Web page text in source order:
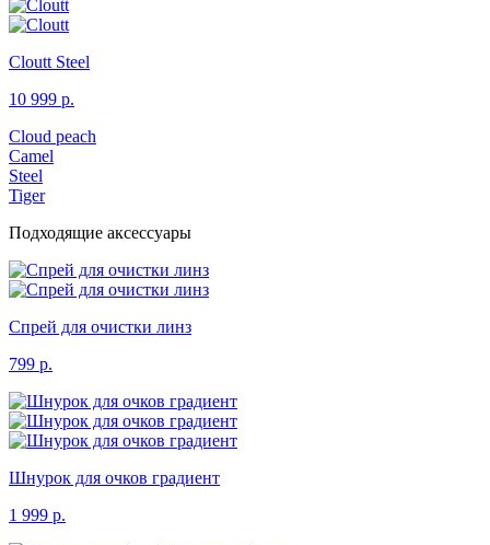
Cloutt Steel
10 999 р.
Cloud peach
Camel
Steel
Tiger
Подходящие аксессуары
Спрей для очистки линз
799 р.
Шнурок для очков градиент
1 999 р.